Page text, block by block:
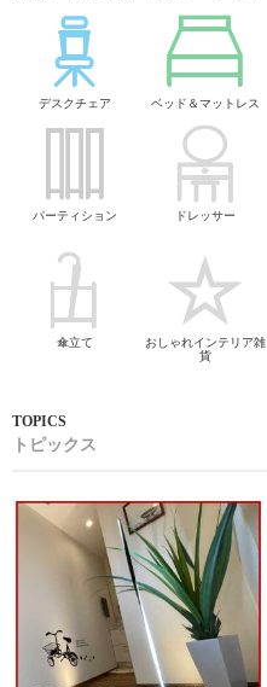
デスクチェア ベッド＆マットレス
パーティション ドレッサー
傘立て
おしゃれインテリア雑
貨
トピックス